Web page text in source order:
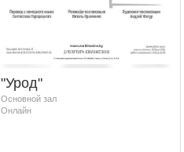
"Урод"
Основной зал
Онлайн